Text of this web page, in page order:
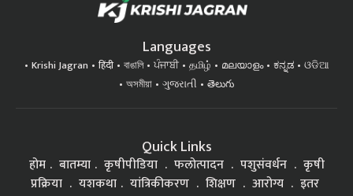
Languages
Krishi Jagran हिंदी বাঙালি ਪੰਜਾਬੀ தமிழ் മലയാളം ಕನ್ನಡ
ଓଡିଆ
অসমীয়া
ગુજરાતી తెలుగు
Quick Links
होम बातम्या कृषीपीडिया फलोत्पादन पशुसंवर्धन
कृषी
प्रक्रिया
यशकथा यांत्रिकीकरण शिक्षण आरोग्य इतर